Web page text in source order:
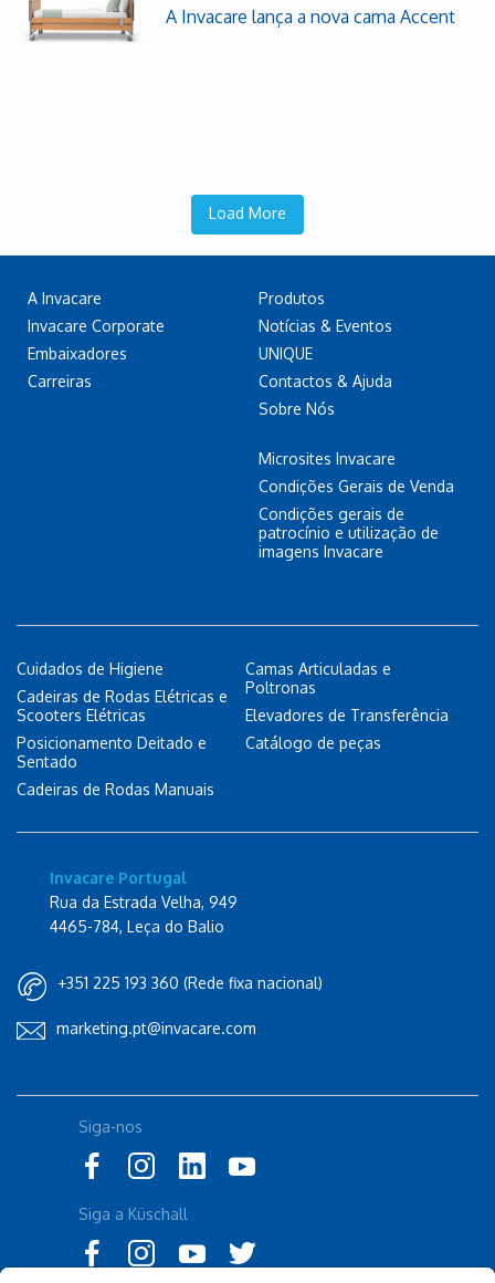
A Invacare lança a nova cama Accent
Load More
A Invacare
Invacare Corporate
Embaixadores
Carreiras
Produtos
Notícias & Eventos
UNIQUE
Contactos & Ajuda
Sobre Nós
Microsites Invacare
Condições Gerais de Venda
Condições gerais de
patrocínio e utilização de
imagens Invacare
Cuidados de Higiene
Cadeiras de Rodas Elétricas e
Scooters Elétricas
Posicionamento Deitado e
Sentado
Cadeiras de Rodas Manuais
Camas Articuladas e
Poltronas
Elevadores de Transferência
Catálogo de peças
Invacare Portugal
Rua da Estrada Velha, 949
4465-784, Leça do Balio
+351 225 193 360 (Rede fixa nacional)
marketing.pt@invacare.com
Siga-nos
Siga a Küschall